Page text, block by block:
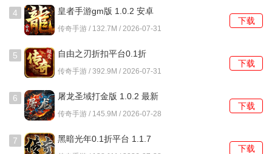
料、药品，或者一些价值不高但数量较多的装备等。也可以
用来收购自己需要的物品，通过设置收购价格和数量，等待
交易行交易
操作方法：打开游戏中的交易行界面，通常可以在主界面的
功能菜单中找到。在交易行中，玩家可以选择 “寄售” 功能，
易方式(一口价或竞拍)等信息后，物品就会显示在交易行中供
4
皇者手游gm版 1.0.2 安卓
版
传奇手游 / 132.7M / 2026-07-31
下载
5
自由之刃折扣平台0.1折
1.0.12 官方版
传奇手游 / 392.9M / 2026-07-31
下载
6
屠龙圣域打金版 1.0.2 最新
版
传奇手游 / 145.9M / 2026-07-28
下载
7
黑暗光年0.1折平台 1.1.7
最新版
下载